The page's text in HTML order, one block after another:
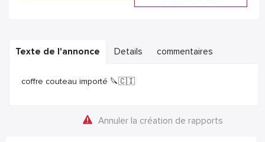
Texte de l'annonce Details commentaires
coffre couteau importé 🔪🇨🇮
Annuler la création de rapports